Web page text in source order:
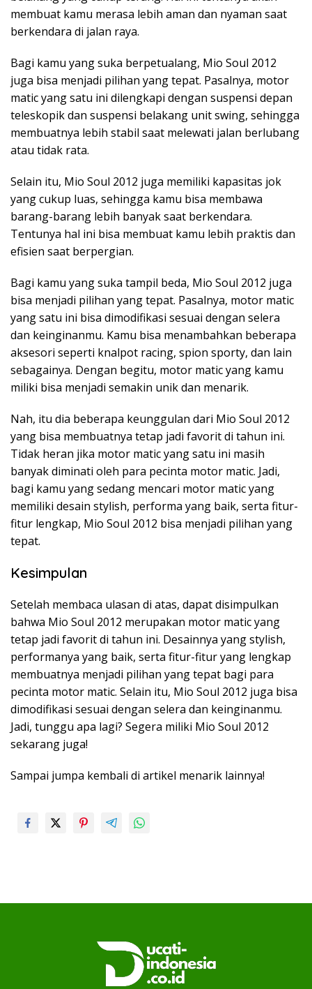
membuat kamu merasa lebih aman dan nyaman saat
berkendara di jalan raya.
Bagi kamu yang suka berpetualang, Mio Soul 2012
juga bisa menjadi pilihan yang tepat. Pasalnya, motor
matic yang satu ini dilengkapi dengan suspensi depan
teleskopik dan suspensi belakang unit swing, sehingga
membuatnya lebih stabil saat melewati jalan berlubang
atau tidak rata.
Selain itu, Mio Soul 2012 juga memiliki kapasitas jok
yang cukup luas, sehingga kamu bisa membawa
barang-barang lebih banyak saat berkendara.
Tentunya hal ini bisa membuat kamu lebih praktis dan
efisien saat berpergian.
Bagi kamu yang suka tampil beda, Mio Soul 2012 juga
bisa menjadi pilihan yang tepat. Pasalnya, motor matic
yang satu ini bisa dimodifikasi sesuai dengan selera
dan keinginanmu. Kamu bisa menambahkan beberapa
aksesori seperti knalpot racing, spion sporty, dan lain
sebagainya. Dengan begitu, motor matic yang kamu
miliki bisa menjadi semakin unik dan menarik.
Nah, itu dia beberapa keunggulan dari Mio Soul 2012
yang bisa membuatnya tetap jadi favorit di tahun ini.
Tidak heran jika motor matic yang satu ini masih
banyak diminati oleh para pecinta motor matic. Jadi,
bagi kamu yang sedang mencari motor matic yang
memiliki desain stylish, performa yang baik, serta fitur-
fitur lengkap, Mio Soul 2012 bisa menjadi pilihan yang
tepat.
Kesimpulan
Setelah membaca ulasan di atas, dapat disimpulkan
bahwa Mio Soul 2012 merupakan motor matic yang
tetap jadi favorit di tahun ini. Desainnya yang stylish,
performanya yang baik, serta fitur-fitur yang lengkap
membuatnya menjadi pilihan yang tepat bagi para
pecinta motor matic. Selain itu, Mio Soul 2012 juga bisa
dimodifikasi sesuai dengan selera dan keinginanmu.
Jadi, tunggu apa lagi? Segera miliki Mio Soul 2012
sekarang juga!
Sampai jumpa kembali di artikel menarik lainnya!